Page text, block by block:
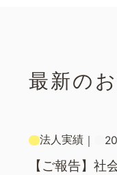
最新の
法人実績｜
【ご報告】社